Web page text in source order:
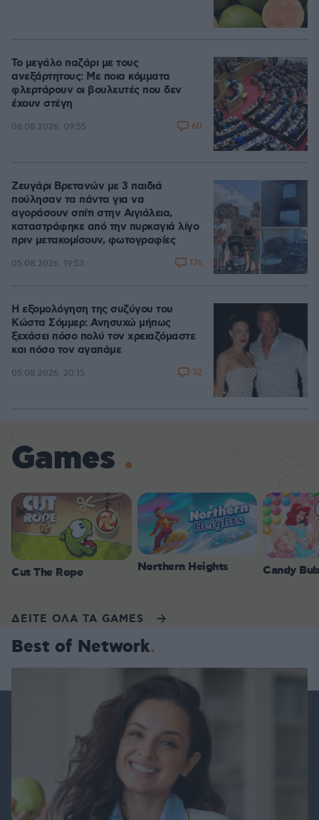
Το μεγάλο παζάρι με τους
ανεξάρτητους: Με ποια κόμματα
φλερτάρουν οι βουλευτές που δεν
έχουν στέγη
06.08.2026, 09:55 60
Ζευγάρι Βρετανών με 3 παιδιά
πούλησαν τα πάντα για να
αγοράσουν σπίτι στην Αιγιάλεια,
καταστράφηκε από την πυρκαγιά λίγο
πριν μετακομίσουν, φωτογραφίες
05.08.2026, 19:53 176
Η εξομολόγηση της συζύγου του
Κώστα Σόμμερ: Ανησυχώ μήπως
ξεχάσει πόσο πολύ τον χρειαζόμαστε
και πόσο τον αγαπάμε
05.08.2026, 20:15 32
Games
Cut The Rope Northern Heights Candy
ΔΕΙΤΕ ΟΛΑ ΤΑ GAMES
Best of Network